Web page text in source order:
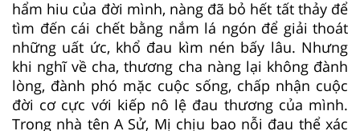
hẩm hiu của đời mình, nàng đã bỏ hết tất thảy để
tìm đến cái chết bằng nắm lá ngón để giải thoát
những uất ức, khổ đau kìm nén bấy lâu. Nhưng
khi nghĩ về cha, thương cha nàng lại không đành
lòng, đành phó mặc cuộc sống, chấp nhận cuộc
đời cơ cực với kiếp nô lệ đau thương của mình.
Trong nhà tên A Sử, Mị chịu bao nỗi đau thể xác